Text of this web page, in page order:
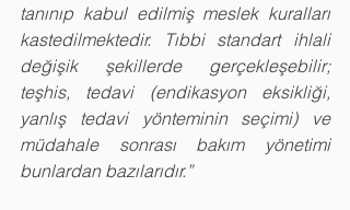
tanınıp kabul edilmiş meslek kuralları
kastedilmektedir. Tıbbi standart ihlali
değişik şekillerde gerçekleşebilir;
teşhis, tedavi (endikasyon eksikliği,
yanlış tedavi yönteminin seçimi) ve
müdahale sonrası bakım yönetimi
bunlardan bazılarıdır.”